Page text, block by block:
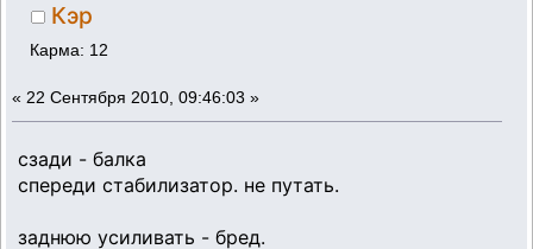
Кэр
Карма: 12
« 22 Сентября 2010, 09:46:03 »
сзади - балка
спереди стабилизатор. не путать.
заднюю усиливать - бред.